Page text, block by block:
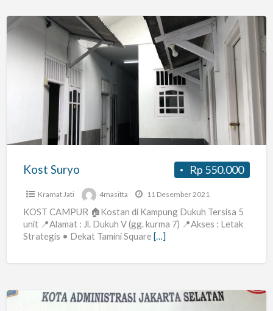
Kost
Suryo
Rp 550.000
Kost Suryo
Kramat Jati 4masitta 11 Desember 2021
KOST CAMPUR 🏠Kostan di Kampung Dukuh Tersisa 5
unit 📍Alamat : Jl. Dukuh V (gg. kurma 7) 📍Akses : Letak
Strategis • Dekat Tamini Square […]